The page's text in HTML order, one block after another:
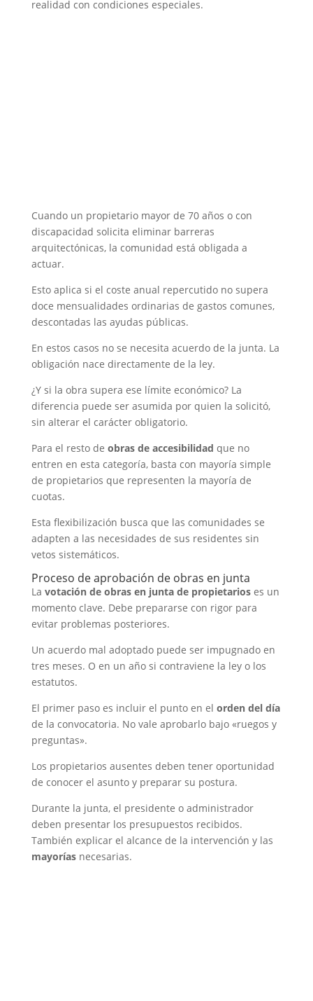
realidad con condiciones especiales.
Cuando un propietario mayor de 70 años o con
discapacidad solicita eliminar barreras
arquitectónicas, la comunidad está obligada a
actuar.
Esto aplica si el coste anual repercutido no supera
doce mensualidades ordinarias de gastos comunes,
descontadas las ayudas públicas.
En estos casos no se necesita acuerdo de la junta. La
obligación nace directamente de la ley.
¿Y si la obra supera ese límite económico? La
diferencia puede ser asumida por quien la solicitó,
sin alterar el carácter obligatorio.
Para el resto de obras de accesibilidad que no
entren en esta categoría, basta con mayoría simple
de propietarios que representen la mayoría de
cuotas.
Esta flexibilización busca que las comunidades se
adapten a las necesidades de sus residentes sin
vetos sistemáticos.
Proceso de aprobación de obras en junta
La votación de obras en junta de propietarioses un
momento clave. Debe prepararse con rigor para
evitar problemas posteriores.
Un acuerdo mal adoptado puede ser impugnado en
tres meses. O en un año si contraviene la ley o los
estatutos.
El primer paso es incluir el punto en el orden del día
de la convocatoria. No vale aprobarlo bajo «ruegos y
preguntas».
Los propietarios ausentes deben tener oportunidad
de conocer el asunto y preparar su postura.
Durante la junta, el presidente o administrador
deben presentar los presupuestos recibidos.
También explicar el alcance de la intervención y las
mayoríasnecesarias.